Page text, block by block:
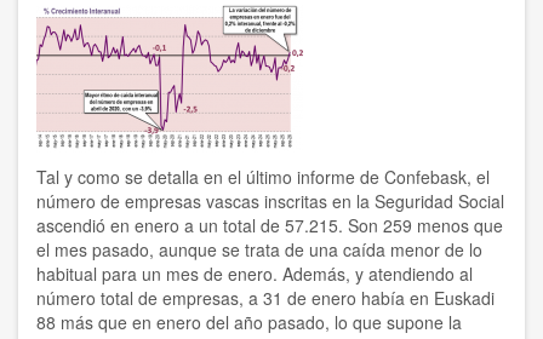
a
800
estudiantes
de
Fp
participantes
del
programa
Erasmus+
Tal y como se detalla en el último informe de Confebask, el
número de empresas vascas inscritas en la Seguridad Social
ascendió en enero a un total de 57.215. Son 259 menos que
el mes pasado, aunque se trata de una caída menor de lo
habitual para un mes de enero. Además, y atendiendo al
número total de empresas, a 31 de enero había en Euskadi
88 más que en enero del año pasado, lo que supone la